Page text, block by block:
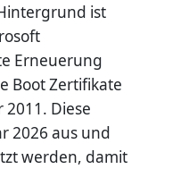
ist
Erneuerung
Boot Zertifikate
2011. Diese
2026 aus und
werden, damit